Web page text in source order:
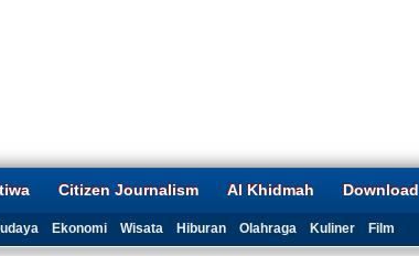
Citizen Journalism Al Khidmah Download
Ekonomi Wisata Hiburan Olahraga Kuliner Film